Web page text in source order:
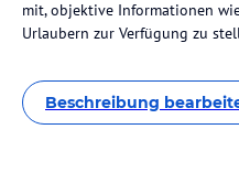
mit, objektive Informationen
Urlaubern zur Verfügung zu
Beschreibung